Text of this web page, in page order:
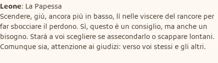
Leone: La Papessa
Scendere, giù, ancora più in basso, lì nelle viscere del rancore per
far sbocciare il perdono. Sì, questo è un consiglio, ma anche un
bisogno. Starà a voi scegliere se assecondarlo o scappare lontani.
Comunque sia, attenzione ai giudizi: verso voi stessi e gli altri.